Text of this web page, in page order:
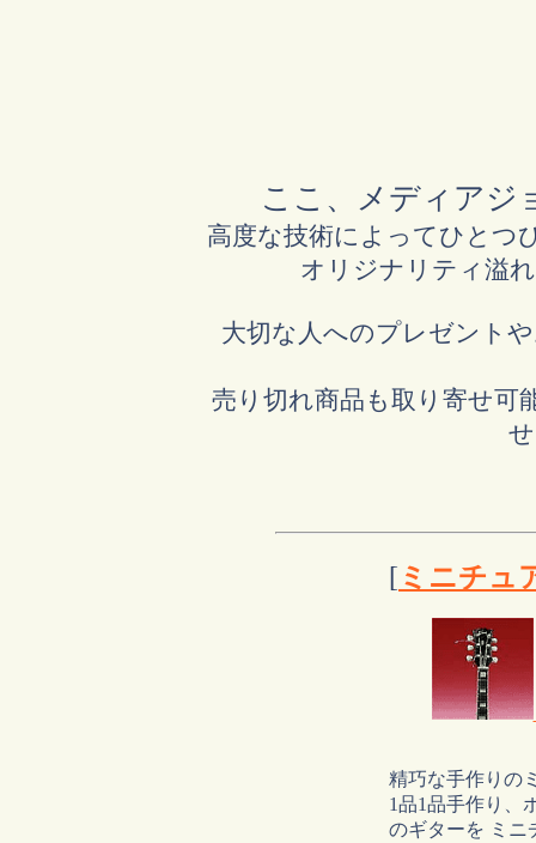
ここ、メディアジ
高度な技術によってひとつ
オリジナリティ溢
大切な人へのプレゼント
売り切れ商品も取り寄せ可
[ ミニチュ
精巧な手作りの
1品1品手作り、
のギターを ミニ